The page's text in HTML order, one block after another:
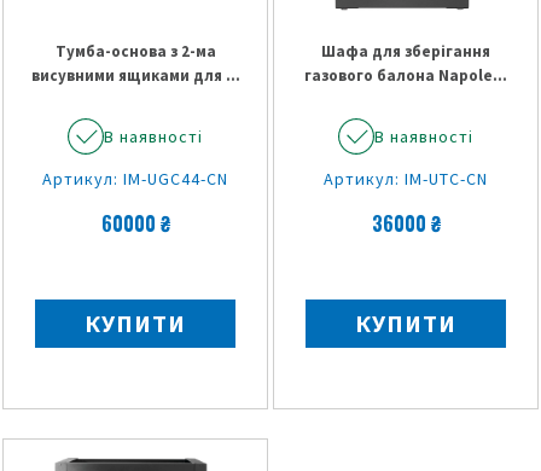
Тумба-основа з 2-ма
висувними ящиками для ...
В наявності
Артикул: IM-UGC44-CN
60000 ₴
КУПИТИ
Шафа для зберігання
газового балона Napole...
В наявності
Артикул: IM-UTC-CN
36000 ₴
КУПИТИ